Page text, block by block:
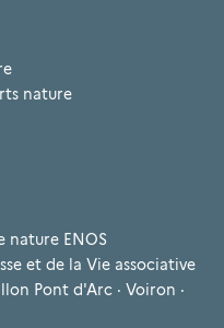
nature
nature ENOS
et de la Vie associative
Pont d'Arc · Voiron ·